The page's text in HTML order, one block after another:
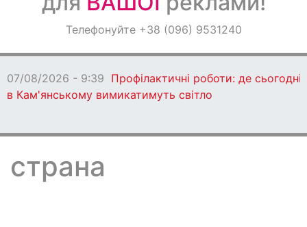
ОголошенняТелефонуйте +38 (096) 9531240
07/08/2026 - 9:39 Профілактичні роботи: де сьогодні
в Кам'янському вимикатимуть світло
страна